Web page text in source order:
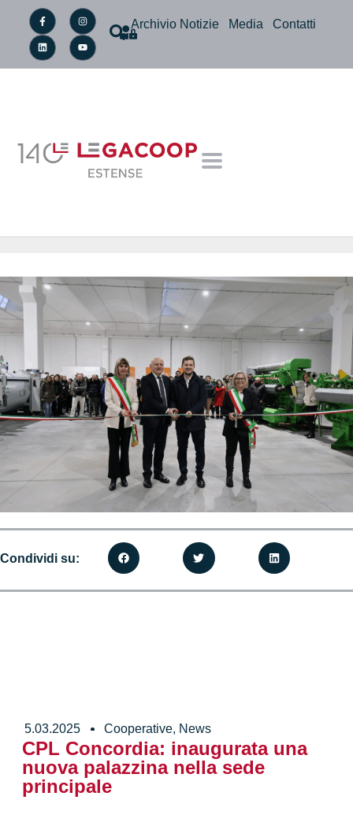
Archivio Notizie Media Contatti
5.03.2025 Cooperative, News
CPL Concordia: inaugurata una
nuova palazzina nella sede
principale
Condividi su: